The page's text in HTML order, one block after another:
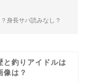
身長サバ読みなし？
と釣りアイドルは
像は？